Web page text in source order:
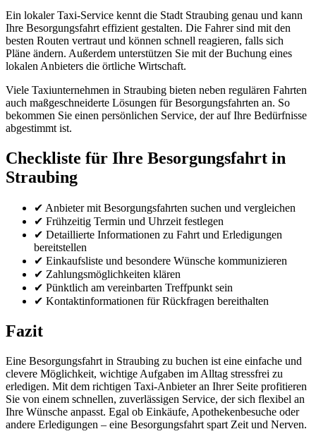
Ein lokaler Taxi-Service kennt die Stadt Straubing genau und kann
Ihre Besorgungsfahrt effizient gestalten. Die Fahrer sind mit den
besten Routen vertraut und können schnell reagieren, falls sich
Pläne ändern. Außerdem unterstützen Sie mit der Buchung eines
lokalen Anbieters die örtliche Wirtschaft.
Viele Taxiunternehmen in Straubing bieten neben regulären Fahrten
auch maßgeschneiderte Lösungen für Besorgungsfahrten an. So
bekommen Sie einen persönlichen Service, der auf Ihre Bedürfnisse
abgestimmt ist.
Checkliste für Ihre Besorgungsfahrt in
Straubing
✔ Anbieter mit Besorgungsfahrten suchen und vergleichen
✔ Frühzeitig Termin und Uhrzeit festlegen
✔ Detaillierte Informationen zu Fahrt und Erledigungen
bereitstellen
✔ Einkaufsliste und besondere Wünsche kommunizieren
✔ Zahlungsmöglichkeiten klären
✔ Pünktlich am vereinbarten Treffpunkt sein
✔ Kontaktinformationen für Rückfragen bereithalten
Fazit
Eine Besorgungsfahrt in Straubing zu buchen ist eine einfache und
clevere Möglichkeit, wichtige Aufgaben im Alltag stressfrei zu
erledigen. Mit dem richtigen Taxi-Anbieter an Ihrer Seite profitieren
Sie von einem schnellen, zuverlässigen Service, der sich flexibel an
Ihre Wünsche anpasst. Egal ob Einkäufe, Apothekenbesuche oder
andere Erledigungen – eine Besorgungsfahrt spart Zeit und Nerven.